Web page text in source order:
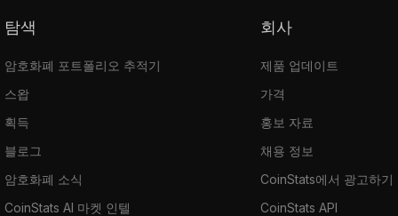
탐색
암호화폐 포트폴리오 추적기
스왑
획득
블로그
암호화폐 소식
CoinStats AI 마켓 인텔
회사
제품 업데이트
가격
홍보 자료
채용 정보
CoinStats에서 광고하기
CoinStats API